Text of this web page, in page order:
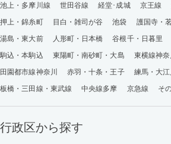
池上・多摩川線
世田谷線 経堂･成城 京王線
押上・錦糸町
目白・雑司が谷 池袋 護国寺・
湯島・東大前
人形町・日本橋 谷根千・日暮里
駒込・本駒込
東陽町・南砂町・大島 東横線神奈
田園都市線神奈川
赤羽・十条・王子
練馬・大
板橋・三田線・東武線
中央線多摩 京急線 そ
行政区から探す